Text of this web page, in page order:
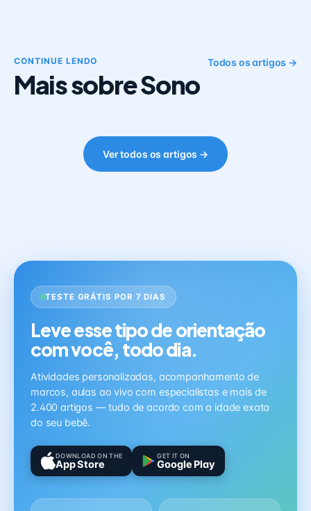
CONTINUE LENDO
Mais sobre Sono
Todos os artigos →
Ver todos os artigos →
TESTE GRÁTIS POR 7 DIAS
Leve esse tipo de orientação
com você, todo dia.
Atividades personalizadas, acompanhamento de
marcos, aulas ao vivo com especialistas e mais de
2.400 artigos — tudo de acordo com a idade exata
do seu bebê.
DOWNLOAD ON THE
App Store
GET IT ON
Google Play